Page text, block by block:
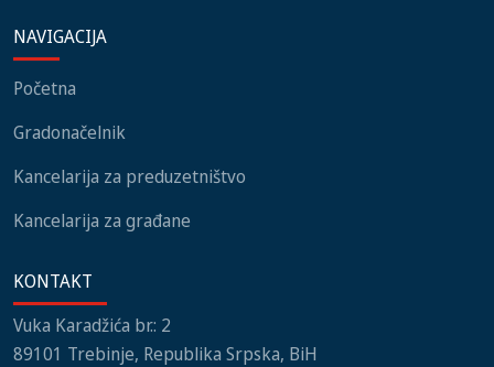
zajednica i građani
NAVIGACIJA
Početna
Gradonačelnik
Kancelarija za preduzetništvo
Kancelarija za građane
KONTAKT
Vuka Karadžića br.: 2
89101 Trebinje, Republika Srpska, BiH